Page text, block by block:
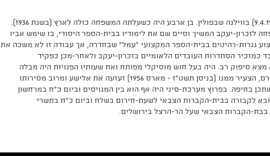
בן פרץ ולאה. נולד ביום ג' בניסן תרצ"ב (9.4.1932) בווילנה שבפולין. בן ארבע היה כשעלתה המשפחה כולה לארץ (בשנת 1936).
לזכרון-יעקב המשיך וסיים שם את לימודיו בבית-הספר היסודי, בו שימש אביו
נגרות-רהיטים בבית-הספר המקצועי "עמל" שבחדרה, אך עבודה זו לא משכה את
1950. כשנשתחרר עבד כמזכיר הסתדרות העובדים הלאומיים בזכרון-יעקב ולאחר-מכן כפקיד
סיפוק רב. היה בעל חוש מוסיקלי מפותח ואת שעותיו הפנויות היה מבלה
בהאזנה לתקליטי-מוסיקה. נפילת אחיו עמירם, הצעיר ממנו (בניסן תשט"ז - מארס 1956) זעזעה את אלישע ומרוב מסירותו
בחיפה. בפרוץ מערכת-סיני היה אף הוא בין המגויסים וביום כ"ח במרחשון
עגילה. הובא לקבורה בבית-הקברות הצבאי לשעת-חירום בשלח וביום כ"ח בתשרי